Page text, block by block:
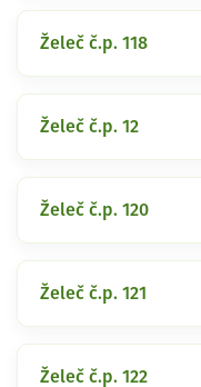
Želeč č.p. 118
Želeč č.p. 12
Želeč č.p. 120
Želeč č.p. 121
Želeč č.p. 122